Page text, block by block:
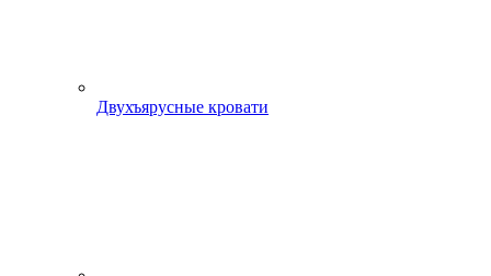
Двухъярусные кровати